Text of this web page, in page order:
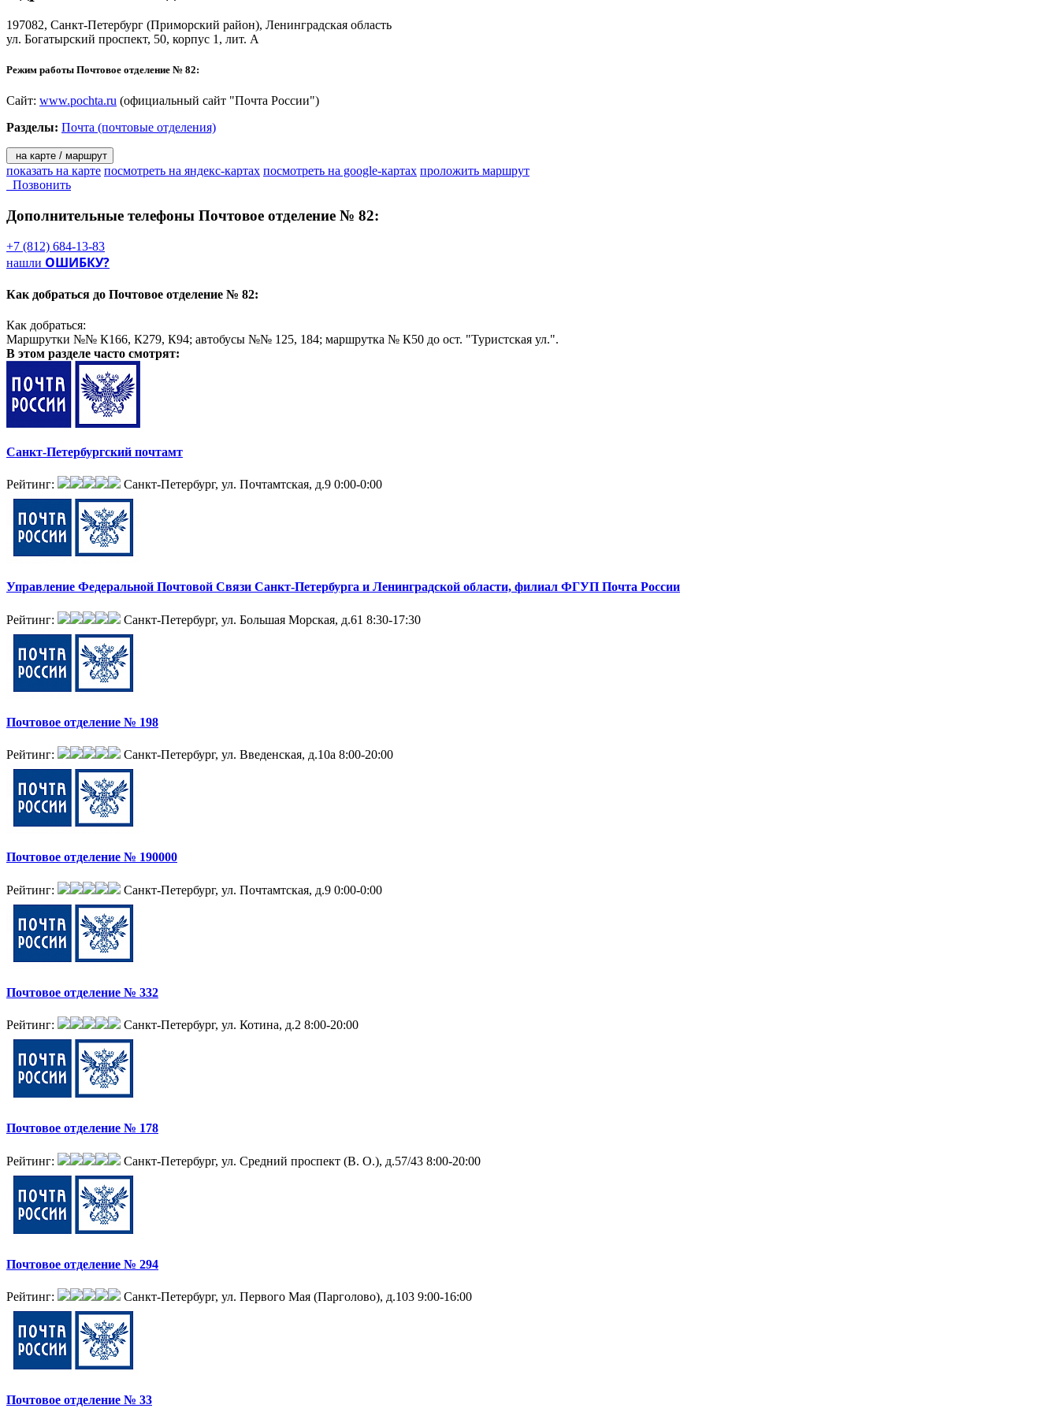
На территории Санкт-Петербурга и Ленинградской области действуют ПКД в 237 почтовых отделениях Санкт-Петербурга и в 278 почтовых отделениях Ленинградской области;
- «КиберПресс@»;
- продажа проездных билетов;
- услуги телефонной связи;
- подписка на собрание сочинений книжного клуба «Терра».
Решения для бизнеса:
- денежные переводы «КиберДеньги» для корпоративных клиентов;
- директ-мейл.
197082, Санкт-Петербург (Приморский район), Ленинградская область
ул. Богатырский проспект, 50, корпус 1, лит. А
Режим работы Почтовое отделение № 82:
Сайт: www.pochta.ru (официальный сайт "Почта России")
Разделы: Почта (почтовые отделения)
на карте / маршрут
показать на карте посмотреть на яндекс-картах посмотреть на google-картах проложить маршрут
Позвонить
Дополнительные телефоны Почтовое отделение № 82:
+7 (812) 684-13-83
нашли ОШИБКУ?
Как добраться до Почтовое отделение № 82:
Как добраться:
Маршрутки №№ К166, К279, К94; автобусы №№ 125, 184; маршрутка № К50 до ост. "Туристская ул.".
В этом разделе часто смотрят:
Санкт-Петербургский почтамт
Рейтинг: Санкт-Петербург, ул. Почтамтская, д.9 0:00-0:00
Управление Федеральной Почтовой Связи Санкт-Петербурга и Ленинградской области, филиал ФГУП Почта России
Рейтинг: Санкт-Петербург, ул. Большая Морская, д.61 8:30-17:30
Почтовое отделение № 198
Рейтинг: Санкт-Петербург, ул. Введенская, д.10а 8:00-20:00
Почтовое отделение № 190000
Рейтинг: Санкт-Петербург, ул. Почтамтская, д.9 0:00-0:00
Почтовое отделение № 332
Рейтинг: Санкт-Петербург, ул. Котина, д.2 8:00-20:00
Почтовое отделение № 178
Рейтинг: Санкт-Петербург, ул. Средний проспект (В. О.), д.57/43 8:00-20:00
Почтовое отделение № 294
Рейтинг: Санкт-Петербург, ул. Первого Мая (Парголово), д.103 9:00-16:00
Почтовое отделение № 33